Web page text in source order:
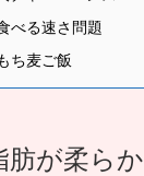
べる速さ問題
ち麦ご飯
肪が柔ら